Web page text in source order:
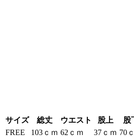
サイズ 総丈 ウエスト 股上
股
FREE
103ｃｍ 62ｃｍ 37ｃｍ 70